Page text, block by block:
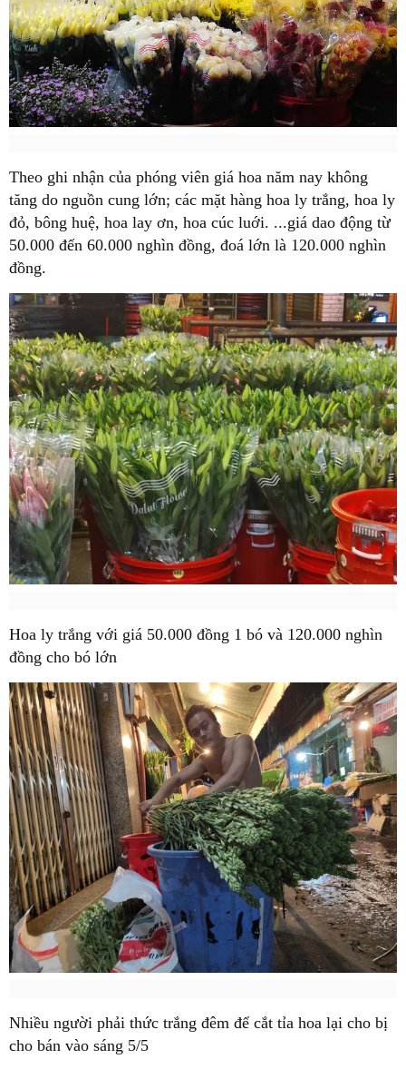
Theo ghi nhận của phóng viên giá hoa năm nay không
tăng do nguồn cung lớn; các mặt hàng hoa ly trắng, hoa ly
đỏ, bông huệ, hoa lay ơn, hoa cúc luới. ...giá dao động từ
50.000 đến 60.000 nghìn đồng, đoá lớn là 120.000 nghìn
đồng.
Hoa ly trắng với giá 50.000 đồng 1 bó và 120.000 nghìn
đồng cho bó lớn
Nhiều người phải thức trắng đêm để cắt tỉa hoa lại cho bị
cho bán vào sáng 5/5